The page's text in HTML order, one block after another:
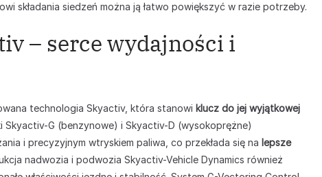
składania siedzeń można ją łatwo powiększyć w razie potrzeby.
– serce wydajności i
technologia Skyactiv, która stanowi klucz do jej wyjątkowej
Skyactiv-G (benzynowe) i Skyactiv-D (wysokoprężne)
i precyzyjnym wtryskiem paliwa, co przekłada się na lepsze
nadwozia i podwozia Skyactiv-Vehicle Dynamics również